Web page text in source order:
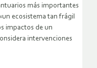
más importantes
ecosistema tan frágil
impactos de un
intervenciones